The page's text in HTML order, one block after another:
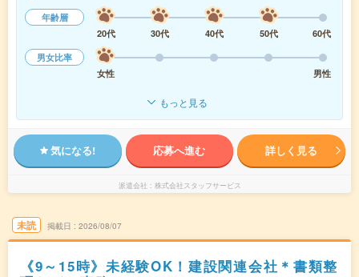
年齢層
20代
30代 40代 50代
60代
男女比率
女性
男性
もっと見る
気になる! 応募へ進む 詳しく見る
派遣会社 株式会社スタッフサービス
未読 掲載日 2026/08/07
《9～15時》未経験OK！建設関連会社＊書類整